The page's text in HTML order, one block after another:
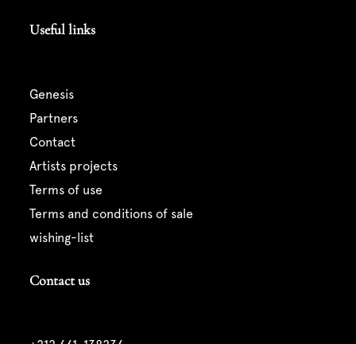
Useful links
genesis
partners
contact
artists projects
terms of use
terms and conditions of sale
wishing-list
Contact us